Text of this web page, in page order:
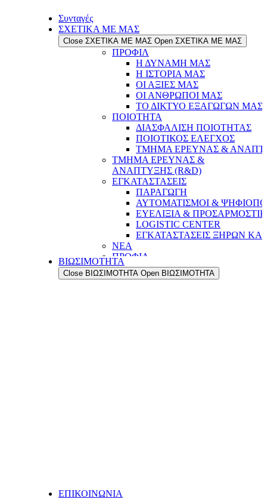
Συνταγές
ΣΧΕΤΙΚΑ ΜΕ ΜΑΣ
Close ΣΧΕΤΙΚΑ ΜΕ ΜΑΣ Open ΣΧΕΤΙΚΑ ΜΕ ΜΑΣ
ΠΡΟΦΙΛ
Η ΔΥΝΑΜΗ ΜΑΣ
Η ΙΣΤΟΡΙΑ ΜΑΣ
ΟΙ ΑΞΙΕΣ ΜΑΣ
ΟΙ ΑΝΘΡΩΠΟΙ ΜΑΣ
ΤΟ ΔΙΚΤΥΟ ΕΞΑΓΩΓΩΝ ΜΑΣ
ΠΟΙΟΤΗΤΑ
ΔΙΑΣΦΑΛΙΣΗ ΠΟΙΟΤΗΤΑΣ
ΠΟΙΟΤΙΚΟΣ ΕΛΕΓΧΟΣ
ΤΜΗΜΑ ΕΡΕΥΝΑΣ &
ΤΜΗΜΑ ΕΡΕΥΝΑΣ &
ΑΝΑΠΤΥΞΗΣ (R&D)
ΕΓΚΑΤΑΣΤΑΣΕΙΣ
ΠΑΡΑΓΩΓΗ
ΑΥΤΟΜΑΤΙΣΜΟΙ &
ΕΥΕΛΙΞΙΑ &
LOGISTIC CENTER
ΕΓΚΑΤΑΣΤΑΣΕΙΣ ΞΗΡΩΝ
ΝΕΑ
ΠΡΟΦΙΛ
Η ΔΥΝΑΜΗ ΜΑΣ
Η ΙΣΤΟΡΙΑ ΜΑΣ
ΒΙΩΣΙΜΟΤΗΤΑ
Close ΒΙΩΣΙΜΟΤΗΤΑ Open ΒΙΩΣΙΜΟΤΗΤΑ
ΕΠΙΚΟΙΝΩΝΙΑ